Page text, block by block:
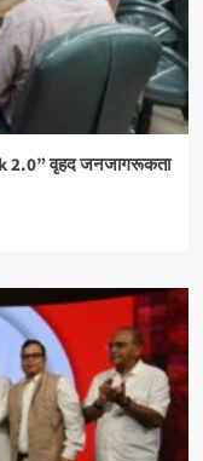
2.0” वृहद जनजागरूकता